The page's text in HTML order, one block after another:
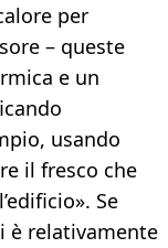
per
– queste
e un
usando
il fresco che
Se
è relativamente